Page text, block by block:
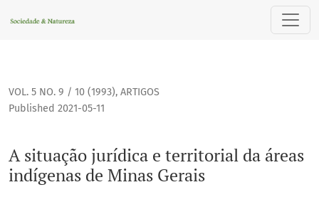
A situação jurídica e territorial da áreas indígenas de Minas
VOL. 5 NO. 9 / 10 (1993), ARTIGOS
A situação jurídica e territorial da áreas
indígenas de Minas Gerais
Published 2021-05-11